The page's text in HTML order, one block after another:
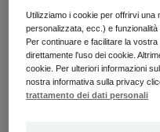
Il cuoio capelluto(per
vescicole piene di liquido).
Utilizziamo i cookie per offrirvi una
personalizzata, ecc.) e
Per continuare e facilitare la
direttamente l'uso dei cookie.
cookie. Per ulteriori informazioni
nostra informativa sulla privacy
trattamento dei dati personali